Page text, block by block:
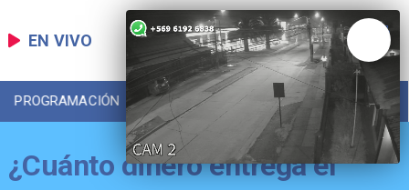
EN VIVO
PROGRAMACIÓN LOCAL DEPORTES
¿Cuánto dinero entrega el